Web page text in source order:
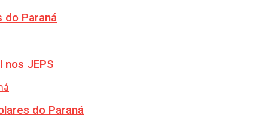
do Paraná
JEPS
do Paraná